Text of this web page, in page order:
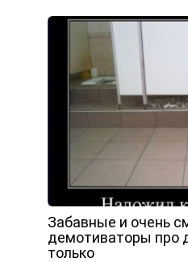
Забавные и очень
демотиваторы про
только